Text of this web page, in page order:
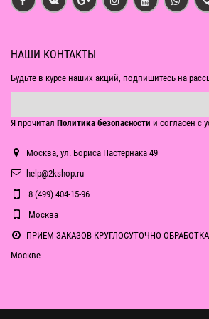
НАШИ КОНТАКТЫ
Будьте в курсе наших акций, подпишитесь на
Я прочитал Политика безопасности и согласен с
Москва, ул. Бориса Пастернака 49
help@2kshop.ru
8 (499) 404-15-96
Москва
ПРИЕМ ЗАКАЗОВ КРУГЛОСУТОЧНО ОБРАБОТКА
Москве